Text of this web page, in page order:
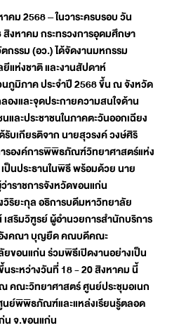
ม 2568 – ในวาระครบรอบ วัน
งหาคม กระทรวงการอุดมศึกษา
กรรม (อว.) ได้จัดงานมหกรรม
ยีแห่งชาติ และงานสัปดาห์
ภูมิภาค ประจำปี 2568 ขึ้น ณ จังหวัด
องและจุดประกายความสนใจด้าน
และประชาชนในภาคตะวันออกเฉียง
รับเกียรติจาก นายสุวรงค์ วงษ์ศิริ
รองค์การพิพิธภัณฑ์วิทยาศาสตร์แห่ง
ป็นประธานในพิธี พร้อมด้วย นาย
าราชการจังหวัดขอนแก่น
ริยะกุล อธิการบดีมหาวิทยาลัย
สริมวิฑูรย์ ผู้อำนวยการสำนักบริการ
อังคณา บุญยืด คณบดีคณะ
ขอนแก่น ร่วมพิธีเปิดงานอย่างเป็น
นระหว่างวันที่ 18 - 20 สิงหาคม นี้
คณะวิทยาศาสตร์ ศูนย์ประชุมอเนก
นย์พิพิธภัณฑ์และแหล่งเรียนรู้ตลอด
น จ.ขอนแก่น